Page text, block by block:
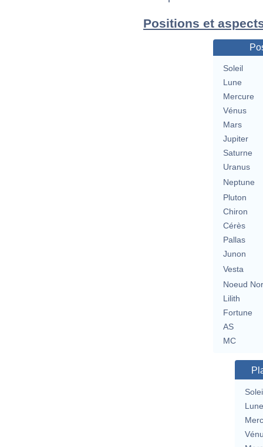
Positions et
Soleil
Lune
Mercure
Vénus
Mars
Jupiter
Saturne
Uranus
Neptune
Pluton
Chiron
Cérès
Pallas
Junon
Vesta
Noeud
Lilith
Fortune
AS
MC
Lune